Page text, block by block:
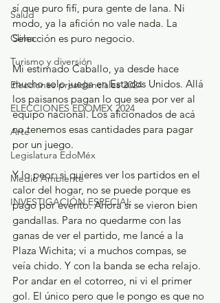
Salud
Clima
Turismo y diversión
Elecciones presidenciales 2024
ELECCIONES EDOMEX 2024
Arte
Legislatura EdoMéx
Medio Ambiente
INVESTIGACIÓN ESPECIAL
sí que puro fifí, pura gente de lana. Ni
modo, ya la afición no vale nada. La
Selección es puro negocio.
Mi estimado Caballo, ya desde hace
mucho solo juega en Estados Unidos. Allá
los paisanos pagan lo que sea por ver al
equipo nacional. Los aficionados de acá
no tenemos esas cantidades para pagar
por un juego.
Y lo peor: si quieres ver los partidos en el
calor del hogar, no se puede porque es
pago por evento. Ahora sí se vieron bien
gandallas. Para no quedarme con las
ganas de ver el partido, me lancé a la
Plaza Wichita; vi a muchos compas, se
veía chido. Y con la banda se echa relajo.
Por andar en el cotorreo, ni vi el primer
gol. El único pero que le pongo es que no